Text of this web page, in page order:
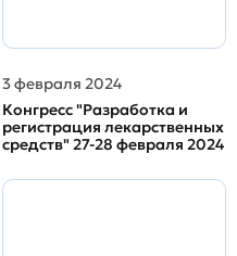
3 февраля 2024
Конгресс "Разработка и
регистрация лекарственных
средств" 27-28 февраля 2024